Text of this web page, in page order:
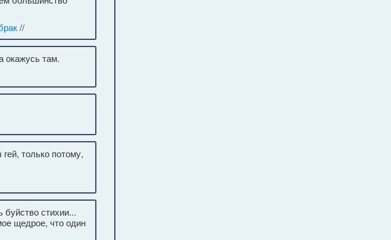
//
там.
только потому,
стихии...
щедрое, что один